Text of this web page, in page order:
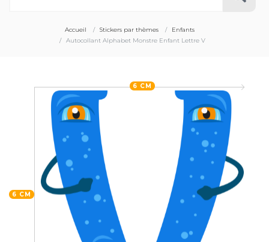
Accueil Stickers par thèmes
Enfants
Autocollant Alphabet Monstre Enfant Lettre V
6 CM
6 CM